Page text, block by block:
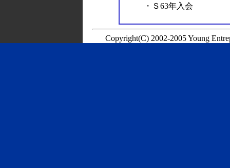
・Ｓ63年入会
Copyright(C) 2002-2005 Young